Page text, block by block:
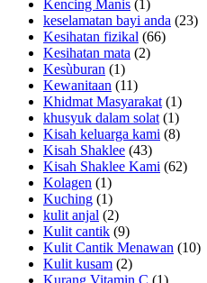
Kencing Manis (1)
keselamatan bayi anda (23)
Kesihatan fizikal (66)
Kesihatan mata (2)
Kesùburan (1)
Kewanitaan (11)
Khidmat Masyarakat (1)
khusyuk dalam solat (1)
Kisah keluarga kami (8)
Kisah Shaklee (43)
Kisah Shaklee Kami (62)
Kolagen (1)
Kuching (1)
kulit anjal (2)
Kulit cantik (9)
Kulit Cantik Menawan (10)
Kulit kusam (2)